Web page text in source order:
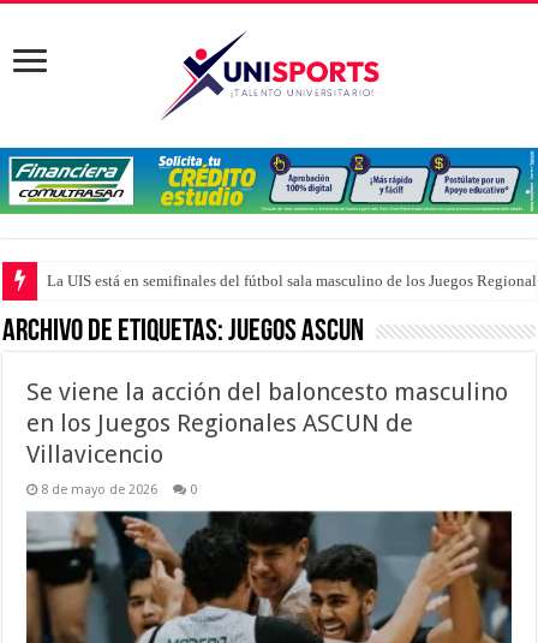
La UIS está en semifinales del fútbol sala masculino de los Juegos
Archivo de Etiquetas:Juegos Ascun
Se viene la acción del baloncesto masculino
en los Juegos Regionales ASCUN de
Villavicencio
8 de mayo de 2026 0